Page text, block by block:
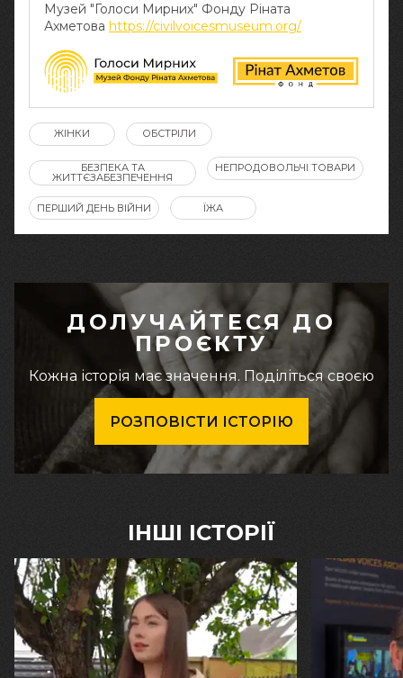
Музей "Голоси Мирних" Фонду Ріната
Ахметова https://civilvoicesmuseum.org/
ЖІНКИ ОБСТРІЛИ
БЕЗПЕКА ТА
ЖИТТЄЗАБЕЗПЕЧЕННЯ
НЕПРОДОВОЛЬЧІ ТОВАРИ
ПЕРШИЙ ДЕНЬ ВІЙНИ ЇЖА
ДОЛУЧАЙТЕСЯ ДО
ПРОЄКТУ
Кожна історія має значення. Поділіться своєю
РОЗПОВІСТИ ІСТОРІЮ
ІНШІ ІСТОРІЇ